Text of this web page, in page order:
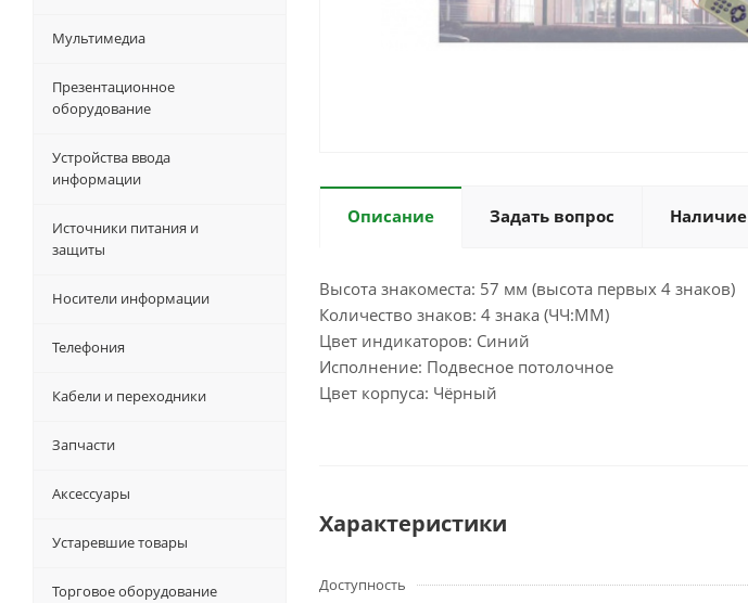
Описание Задать вопрос Наличие
Высота знакоместа: 57 мм (высота первых 4 знаков)
Количество знаков: 4 знака (ЧЧ:ММ)
Цвет индикаторов: Синий
Исполнение: Подвесное потолочное
Цвет корпуса: Чёрный
Характеристики
Доступность
Мультимедиа
Презентационное
оборудование
Устройства ввода
информации
Источники питания и
защиты
Носители информации
Телефония
Кабели и переходники
Запчасти
Аксессуары
Устаревшие товары
Торговое оборудование